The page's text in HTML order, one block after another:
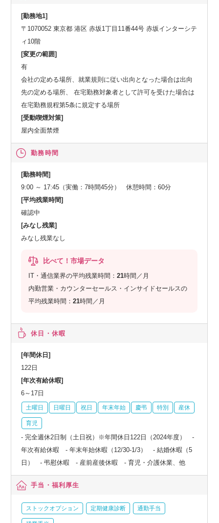
[勤務地1]
〒1070052 東京都 港区 赤坂1丁目11番44号 赤坂インターシテ
ィ10階
[変更の範囲]
有
会社の定める場所、就業規則に従い出向となった場合は出向
先の定める場所、 在宅勤務対象者として許可を受けた場合は
在宅勤務規程第5条に規定する場所
[受動喫煙対策]
屋内全面禁煙
勤務時間
[勤務時間]
9:00 ～ 17:45（実働：7時間45分） 休憩時間：60分
[平均残業時間]
確認中
[みなし残業]
みなし残業なし
比べて！市場データ
IT・通信業界の平均残業時間：21時間／月
内勤営業・カウンターセールス・インサイドセールスの
平均残業時間：21時間／月
休日・休暇
[年間休日]
122日
[年次有給休暇]
6～17日
土曜日 日曜日 祝日 年末年始 慶弔 特別 産休
育児
- 完全週休2日制（土日祝）※年間休日122日（2024年度） -
年次有給休暇 - 年末年始休暇（12/30-1/3） - 結婚休暇（5
日） - 弔慰休暇 - 産前産後休暇 - 育児・介護休業、他
手当・福利厚生
ストックオプション 定期健康診断 通勤手当